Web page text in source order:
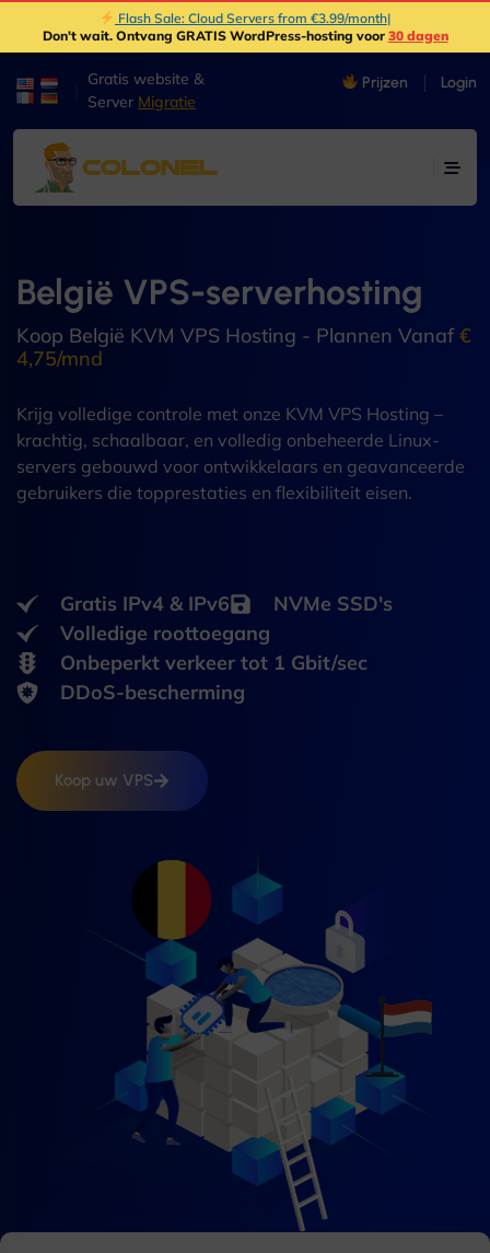
Flash Sale: Cloud Servers from €3.99/month|
Don't wait. Ontvang GRATIS WordPress-hosting voor 30 dagen
Gratis website &
Server Migratie
Prijzen Login
België VPS-serverhosting
Koop België KVM VPS Hosting - Plannen Vanaf€
4,75/mnd
Krijg volledige controle met onze KVM VPS Hosting –
krachtig, schaalbaar, en volledig onbeheerde Linux-
servers gebouwd voor ontwikkelaars en geavanceerde
gebruikers die topprestaties en flexibiliteit eisen.
Gratis IPv4 & IPv6
NVMe SSD's
Volledige roottoegang
Onbeperkt verkeer tot 1 Gbit/sec
DDoS-bescherming
Koop uw VPS